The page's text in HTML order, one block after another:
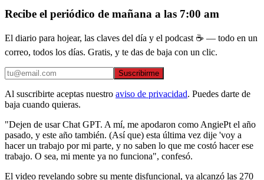
Recibe el periódico de mañana a las 7:00 am
El diario para hojear, las claves del día y el podcast ☕ — todo en un
correo, todos los días. Gratis, y te das de baja con un clic.
Suscribirme
Al suscribirte aceptas nuestro aviso de privacidad. Puedes darte de
baja cuando quieras.
"Dejen de usar Chat GPT. A mí, me apodaron como AngiePt el año
pasado, y este año también. (Así que) esta última vez dije 'voy a
hacer un trabajo por mi parte, y no saben lo que me costó hacer ese
trabajo. O sea, mi mente ya no funciona", confesó.
El video revelando sobre su mente disfuncional, ya alcanzó las 270